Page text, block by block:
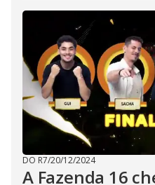
DO R7/20/12/2024
A Fazenda 16